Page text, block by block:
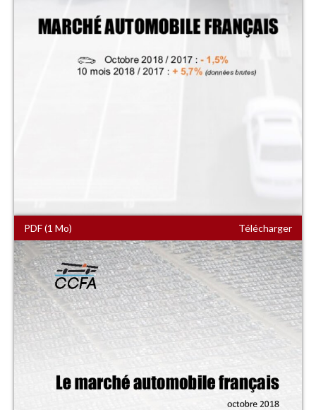
PDF (1 Mo) Télécharger